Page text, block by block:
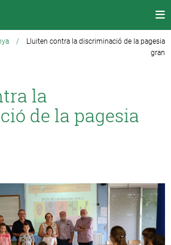
/ Lluiten contra la discriminació de la pagesia
gran
la
de la pagesia